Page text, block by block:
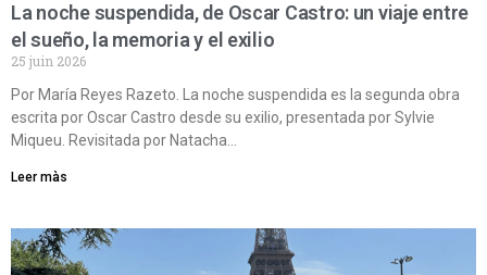
La noche suspendida, de Oscar Castro: un viaje entre
el sueño, la memoria y el exilio
25 juin 2026
Por María Reyes Razeto. La noche suspendida es la segunda obra
escrita por Oscar Castro desde su exilio, presentada por Sylvie
Miqueu. Revisitada por Natacha…
Leer màs